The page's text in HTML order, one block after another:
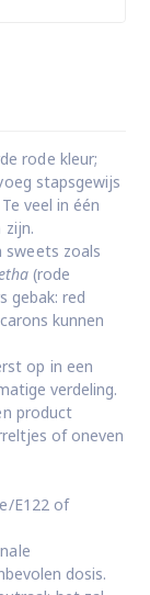
rode kleur;
stapsgewijs
veel in één
zijn.
sweets zoals
(rode
gebak: red
kunnen
op in een
verdeling.
product
of oneven
E122 of
dosis.